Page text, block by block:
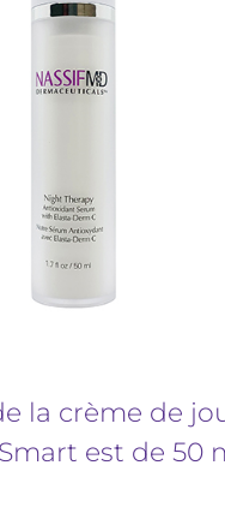
la crème de
est de 50